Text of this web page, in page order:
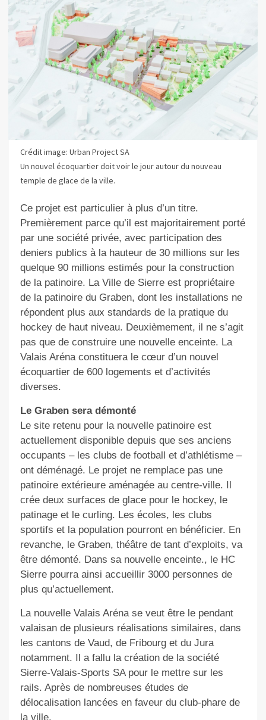
Crédit image: Urban Project SA
Un nouvel écoquartier doit voir le jour autour du nouveau
temple de glace de la ville.
Ce projet est particulier à plus d’un titre.
Premièrement parce qu’il est majoritairement porté
par une société privée, avec participation des
deniers publics à la hauteur de 30 millions sur les
quelque 90 millions estimés pour la construction
de la patinoire. La Ville de Sierre est propriétaire
de la patinoire du Graben, dont les installations ne
répondent plus aux standards de la pratique du
hockey de haut niveau. Deuxièmement, il ne s’agit
pas que de construire une nouvelle enceinte. La
Valais Aréna constituera le cœur d’un nouvel
écoquartier de 600 logements et d’activités
diverses.
Le Graben sera démonté
Le site retenu pour la nouvelle patinoire est
actuellement disponible depuis que ses anciens
occupants – les clubs de football et d’athlétisme –
ont déménagé. Le projet ne remplace pas une
patinoire extérieure aménagée au centre-ville. Il
crée deux surfaces de glace pour le hockey, le
patinage et le curling. Les écoles, les clubs
sportifs et la population pourront en bénéficier. En
revanche, le Graben, théâtre de tant d’exploits, va
être démonté. Dans sa nouvelle enceinte., le HC
Sierre pourra ainsi accueillir 3000 personnes de
plus qu’actuellement.
La nouvelle Valais Aréna se veut être le pendant
valaisan de plusieurs réalisations similaires, dans
les cantons de Vaud, de Fribourg et du Jura
notamment. Il a fallu la création de la société
Sierre-Valais-Sports SA pour le mettre sur les
rails. Après de nombreuses études de
délocalisation lancées en faveur du club-phare de
la ville.